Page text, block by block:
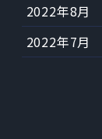
2022年8月
2022年7月